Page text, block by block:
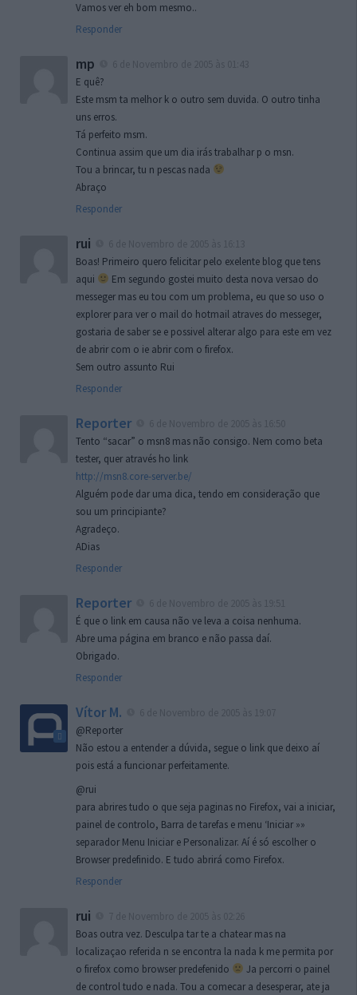
Vamos ver eh bom mesmo..
Responder
mp
E quê?
Este msm ta melhor k o outro sem duvida. O outro tinha
uns erros.
Tá perfeito msm.
Continua assim que um dia irás trabalhar p o msn.
Tou a brincar, tu n pescas nada
Abraço
Responder
rui
Boas! Primeiro quero felicitar pelo exelente blog que tens
aqui
Em segundo gostei muito desta nova versao do
messeger mas eu tou com um problema, eu que so uso o
explorer para ver o mail do hotmail atraves do messeger,
gostaria de saber se e possivel alterar algo para este em vez
de abrir com o ie abrir com o firefox.
Sem outro assunto Rui
Responder
Reporter
Tento “sacar” o msn8 mas não consigo. Nem como beta
tester, quer através ho link
http://msn8.core-server.be/
Alguém pode dar uma dica, tendo em consideração que
sou um principiante?
Agradeço.
ADias
Responder
Reporter
É que o link em causa não ve leva a coisa nenhuma.
Abre uma página em branco e não passa daí.
Obrigado.
Responder
Vítor M.
@Reporter
Não estou a entender a dúvida, segue o link que deixo aí
pois está a funcionar perfeitamente.
@rui
para abrires tudo o que seja paginas no Firefox, vai a iniciar,
painel de controlo, Barra de tarefas e menu ‘Iniciar »»
separador Menu Iniciar e Personalizar. Aí é só escolher o
Browser predefinido. E tudo abrirá como Firefox.
Responder
rui
Boas outra vez. Desculpa tar te a chatear mas na
localizaçao referida n se encontra la nada k me permita por
o firefox como browser predefenido
Ja percorri o painel
de control tudo e nada. Tou a comecar a desesperar, ate ja